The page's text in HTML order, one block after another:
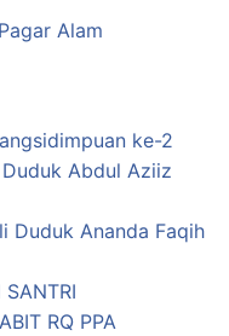
ke-2
Abdul Aziiz
Duduk Ananda Faqih
RQ PPA